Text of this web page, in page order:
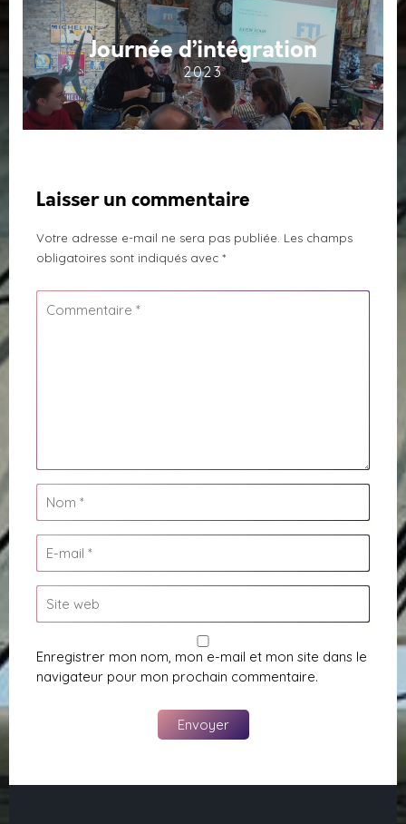
Journée d’intégration
2023
Laisser un commentaire
Votre adresse e-mail ne sera pas publiée. Les champs
obligatoires sont indiqués avec *
Enregistrer mon nom, mon e-mail et mon site dans le
navigateur pour mon prochain commentaire.